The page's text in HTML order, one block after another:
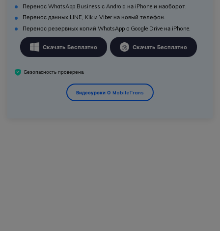
Перенос WhatsApp Business с Android на iPhone и наоборот.
Перенос данных LINE, Kik и Viber на новый телефон.
Перенос резервных копий WhatsApp с Google Drive на iPhone.
Скачать Бесплатно Скачать Бесплатно
Безопасность проверена.
Видеоуроки О MobileTrans